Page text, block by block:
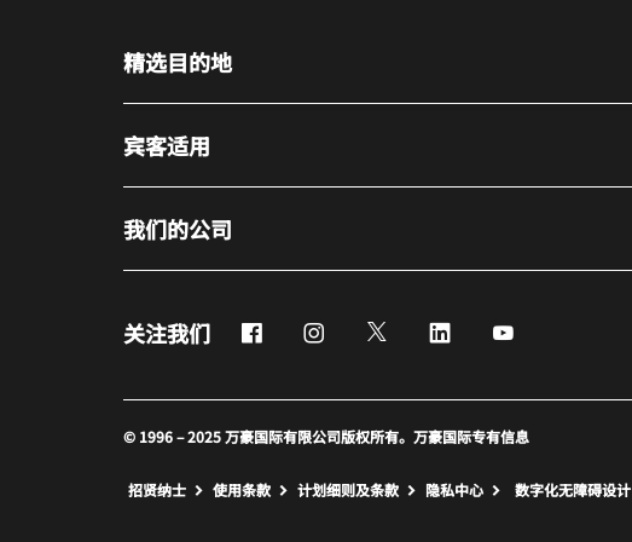
精选目的地
宾客适用
我们的公司
关注我们 FacebookInstagramTwitter LinkedIn
© 1996 – 2025 万豪国际有限公司版权所有。万豪国际专有信息
招贤纳士 使用条款 计划细则及条款 隐私中心 数字化无障碍设计